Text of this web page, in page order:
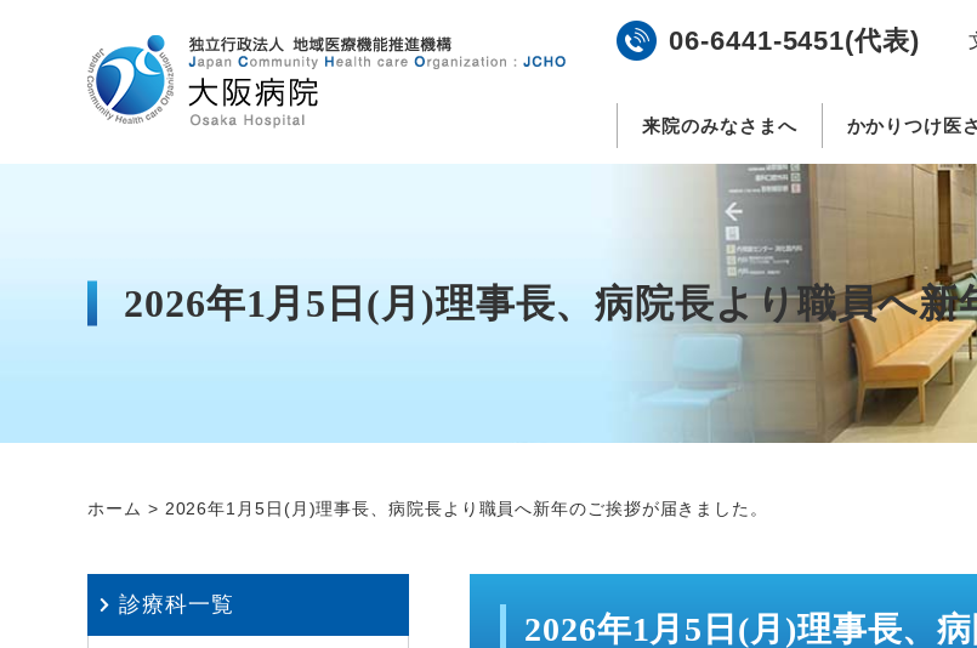
06-6441-5451(代表)
来院のみなさまへ かかりつけ医
2026年1月5日(月)理事長、病院長より職員へ
ホーム 2026年1月5日(月)理事長、病院長より職員へ新年のご挨拶が届きました。
2026年1月5日(月)理事長、
診療科一覧